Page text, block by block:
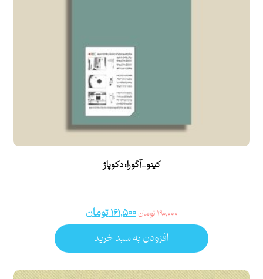
کینو_آگورا: دکوپاژ
۱۹۰,۰۰۰تومان۱۶۱,۵۰۰تومان
افزودن به سبد خرید